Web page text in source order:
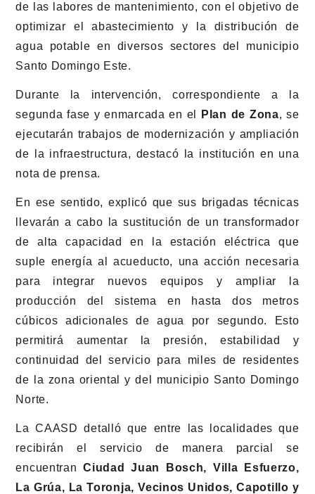
de las labores de mantenimiento, con el objetivo de
optimizar el abastecimiento y la distribución de
agua potable en diversos sectores del municipio
Santo Domingo Este.
Durante la intervención, correspondiente a la
segunda fase y enmarcada en el
Plan de Zona, se
ejecutarán trabajos de modernización y ampliación
de la infraestructura, destacó la institución en una
nota de prensa.
En ese sentido, explicó que sus brigadas técnicas
llevarán a cabo la sustitución de un transformador
de alta capacidad en la estación eléctrica que
suple energía al acueducto, una acción necesaria
para integrar nuevos equipos y ampliar la
producción del sistema en hasta dos metros
cúbicos adicionales de agua por segundo. Esto
permitirá aumentar la presión, estabilidad y
continuidad del servicio para miles de residentes
de la zona oriental y del municipio Santo Domingo
Norte.
La CAASD detalló que entre las localidades que
recibirán el servicio de manera parcial se
encuentranCiudad Juan Bosch, Villa Esfuerzo,
La Grúa, La Toronja, Vecinos Unidos, Capotillo y